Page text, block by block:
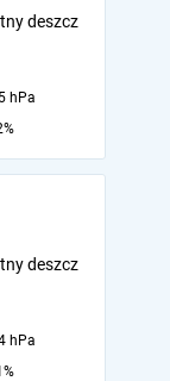
deszcz
hPa
deszcz
hPa